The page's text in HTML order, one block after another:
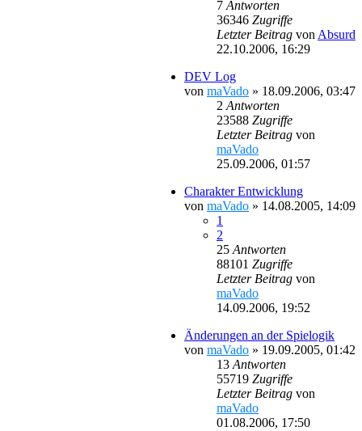
7 Antworten
36346 Zugriffe
Letzter Beitrag von Absurd
22.10.2006, 16:29
DEV Log
von maVado » 18.09.2006, 03:47
2 Antworten
23588 Zugriffe
Letzter Beitrag von
maVado
25.09.2006, 01:57
Charakter Entwicklung
von maVado » 14.08.2005, 14:09
1
2
25 Antworten
88101 Zugriffe
Letzter Beitrag von
maVado
14.09.2006, 19:52
Änderungen an der Spielogik
von maVado » 19.09.2005, 01:42
13 Antworten
55719 Zugriffe
Letzter Beitrag von
maVado
01.08.2006, 17:50